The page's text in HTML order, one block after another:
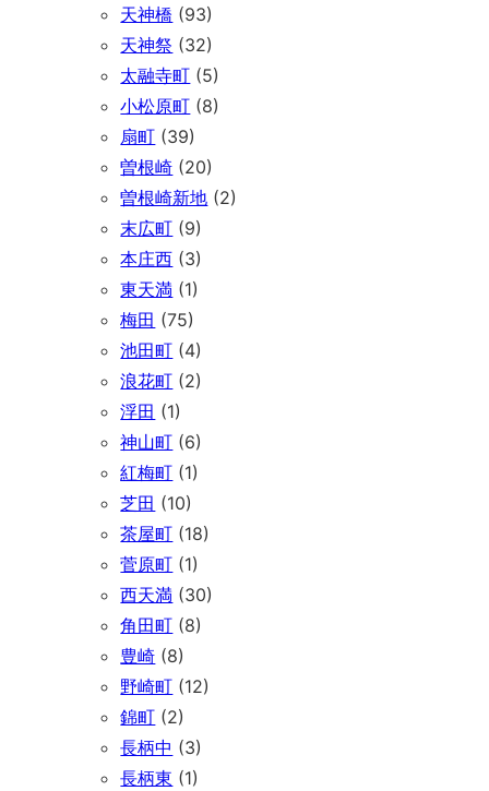
天神橋 (93)
天神祭 (32)
太融寺町 (5)
小松原町 (8)
扇町 (39)
曽根崎 (20)
曽根崎新地 (2)
末広町 (9)
本庄西 (3)
東天満 (1)
梅田 (75)
池田町 (4)
浪花町 (2)
浮田 (1)
神山町 (6)
紅梅町 (1)
芝田 (10)
茶屋町 (18)
菅原町 (1)
西天満 (30)
角田町 (8)
豊崎 (8)
野崎町 (12)
錦町 (2)
長柄中 (3)
長柄東 (1)